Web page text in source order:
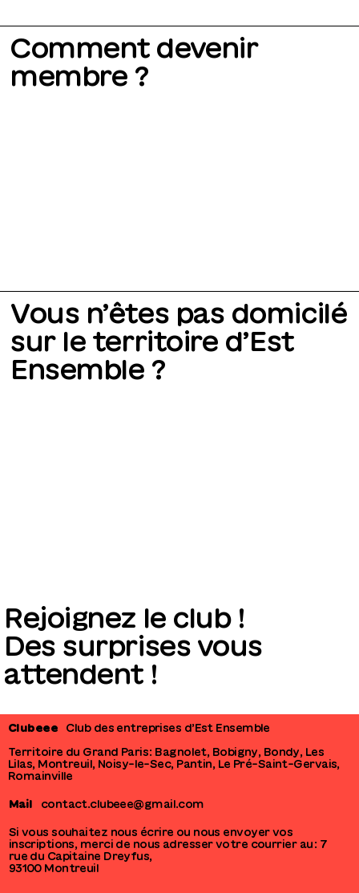
Comment devenir
membre ?
Rejoignez le club !
Des surprises vous
attendent !
Vous n’êtes pas domicilé
sur le territoire d’Est
Ensemble ?
Clubeee Club des entreprises d’Est Ensemble
Territoire du Grand Paris : Bagnolet, Bobigny, Bondy, Les
Lilas, Montreuil, Noisy-le-Sec, Pantin, Le Pré-Saint-Gervais,
Romainville
Mail contact.clubeee@gmail.com
Si vous souhaitez nous écrire ou nous envoyer vos
inscriptions, merci de nous adresser votre courrier au : 7
rue du Capitaine Dreyfus,
93100 Montreuil